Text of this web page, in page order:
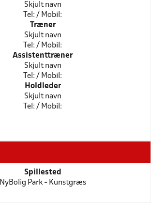
Skjult navn
Tel: / Mobil:
Træner
Skjult navn
Tel: / Mobil:
Assistenttræner
Skjult navn
Tel: / Mobil:
Holdleder
Skjult navn
Tel: / Mobil:
Spillested
NyBolig Park - Kunstgræs